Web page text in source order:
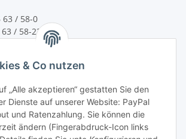
63 / 58-0
/ 58-231
spremberg.de
& Co nutzen
„Alle akzeptieren“ gestatten Sie den
Dienste auf unserer Website: PayPal
und Ratenzahlung. Sie können die
ändern (Fingerabdruck-Icon links